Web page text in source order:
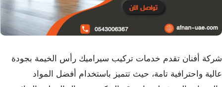
شركة أفنان تقدم خدمات تركيب سيراميك رأس الخيمة بجودة
عالية واحترافية تامة، حيث تتميز باستخدام أفضل المواد